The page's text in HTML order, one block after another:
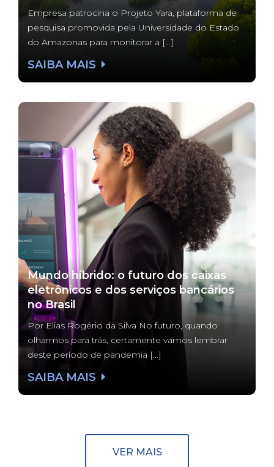
Empresa patrocina o Projeto Yara, plataforma de
pesquisa promovida pela Universidade do Estado
do Amazonas para monitorar a […]
SAIBA MAIS
Mundo híbrido: o futuro dos caixas
eletrônicos e dos serviços bancários
no Brasil
Por Elias Rogério da Silva No futuro, quando
olharmos para trás, certamente vamos lembrar
deste período de pandemia […]
SAIBA MAIS
VER MAIS